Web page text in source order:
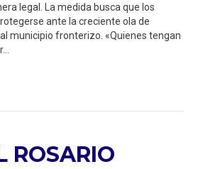
legal. La medida busca que los
ante la creciente ola de
municipio fronterizo. «Quienes tengan
ROSARIO